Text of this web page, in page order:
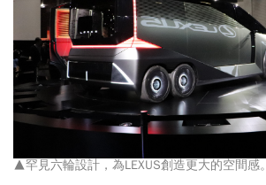
▲罕見六輪設計，為LEXUS創造更大的空間感。